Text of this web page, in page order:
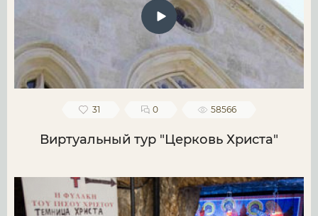
31 0 58566
Виртуальный тур "Церковь Христа"